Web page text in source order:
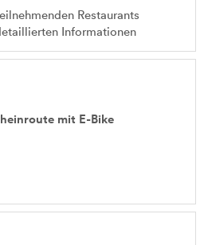
Restaurants
Informationen
mit E-Bike